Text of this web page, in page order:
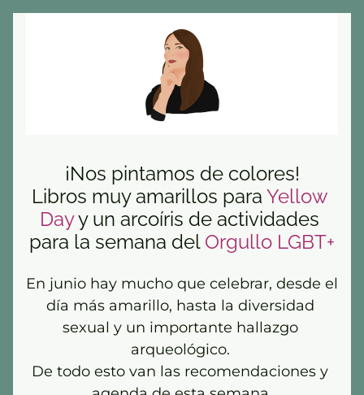
¡Nos pintamos de colores!
Libros muy amarillos para Yellow
Day y un arcoíris de actividades
para la semana del Orgullo LGBT+
En junio hay mucho que celebrar, desde el
día más amarillo, hasta la diversidad
sexual y un importante hallazgo
arqueológico.
De todo esto van las recomendaciones y